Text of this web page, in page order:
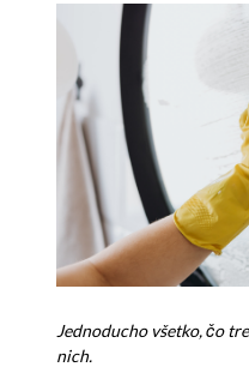
Jednoducho všetko, čo
nich.